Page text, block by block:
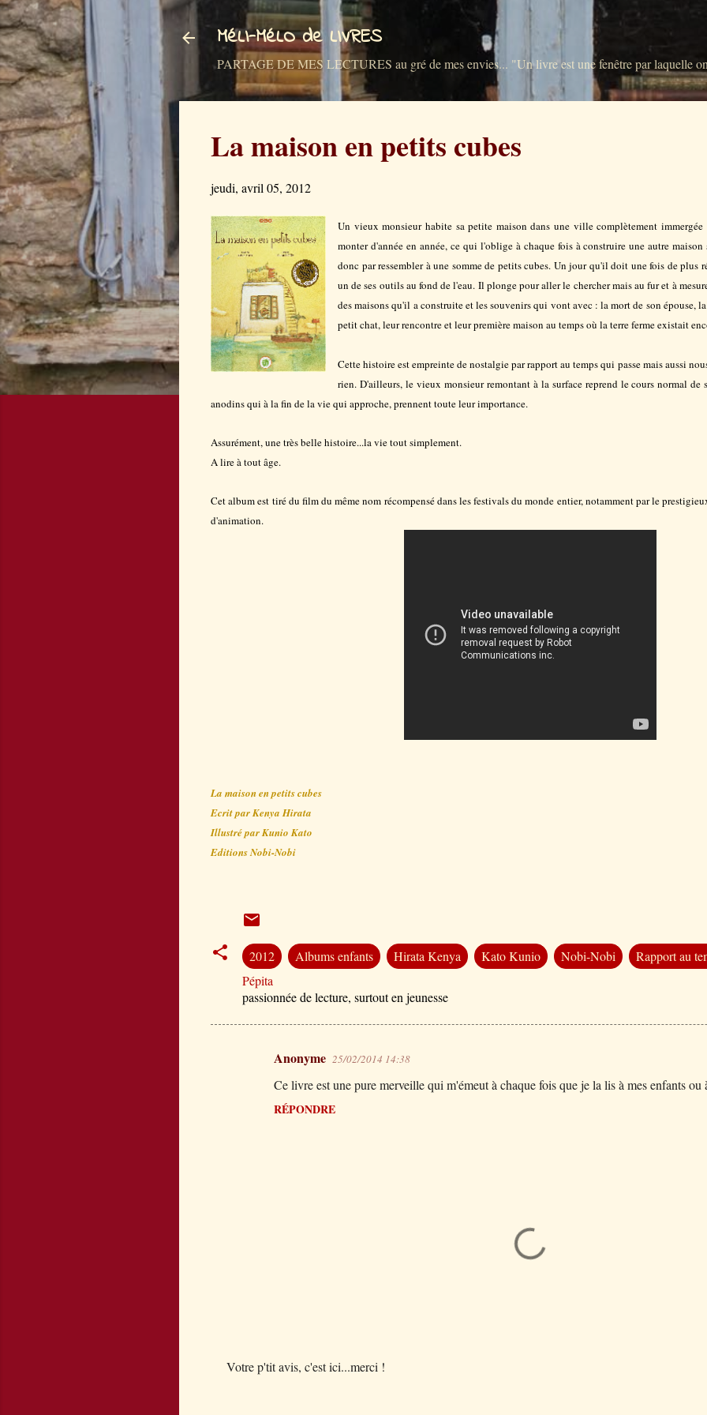
Accéder au contenu principal
MéLI-MéLO de LIVRES
PARTAGE DE MES LECTURES au gré de mes envies... "Un livre est une fenêtre par laquelle
La maison en petits cubes
jeudi, avril 05, 2012
Un vieux monsieur habite sa petite maison dans une ville complètement
monter d'année en année, ce qui l'oblige à chaque fois à construire une autre
donc par ressembler à une somme de petits cubes. Un jour qu'il doit une fois de plus
un de ses outils au fond de l'eau. Il plonge pour aller le chercher mais au fur et à
des maisons qu'il a construite et les souvenirs qui vont avec : la mort de son épouse,
petit chat, leur rencontre et leur première maison au temps où la terre ferme existait
Cette histoire est empreinte de nostalgie par rapport au temps qui passe mais aussi
rien. D'ailleurs, le vieux monsieur remontant à la surface reprend le cours normal de
anodins qui à la fin de la vie qui approche, prennent toute leur importance.
Assurément, une très belle histoire...la vie tout simplement.
A lire à tout âge.
Cet album est tiré du film du même nom récompensé dans les festivals du monde entier, notamment par le
d'animation.
La maison en petits cubes
Ecrit par Kenya Hirata
Illustré par Kunio Kato
Editions Nobi-Nobi
2012 Albums enfants Hirata Kenya Kato Kunio Nobi-Nobi
Rapport au
Pépita
passionnée de lecture, surtout en jeunesse
Anonyme 25/02/2014 14:38
Ce livre est une pure merveille qui m'émeut à chaque fois que je la lis à mes enfants ou
RÉPONDRE
Votre p'tit avis, c'est ici...merci !